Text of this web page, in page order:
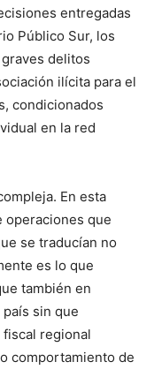
entregadas
Público Sur, los
delitos
ilícita para el
condicionados
en la red
En esta
operaciones que
se traducían no
es lo que
también en
sin que
regional
comportamiento de